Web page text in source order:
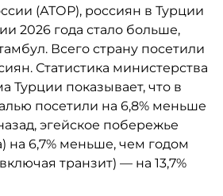
(АТОР), россиян в Турции
2026 года стало больше,
Всего страну посетили
Статистика министерства
Турции показывает, что в
посетили на 6,8% меньше
эгейское побережье
на 6,7% меньше, чем годом
транзит) — на 13,7%